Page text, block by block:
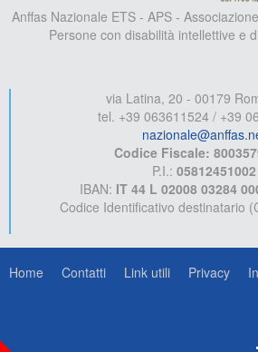
Anffas Nazionale ETS - APS -
Persone con disabilità intellettive e
via Latina, 20 - 00179
tel. +39 063611524 / +39
Codice Fiscale:
P.I.: 05812451002
IBAN: IT 44 L 02008 03284
Codice Identificativo destinatario
Home Contatti Link utili Privacy